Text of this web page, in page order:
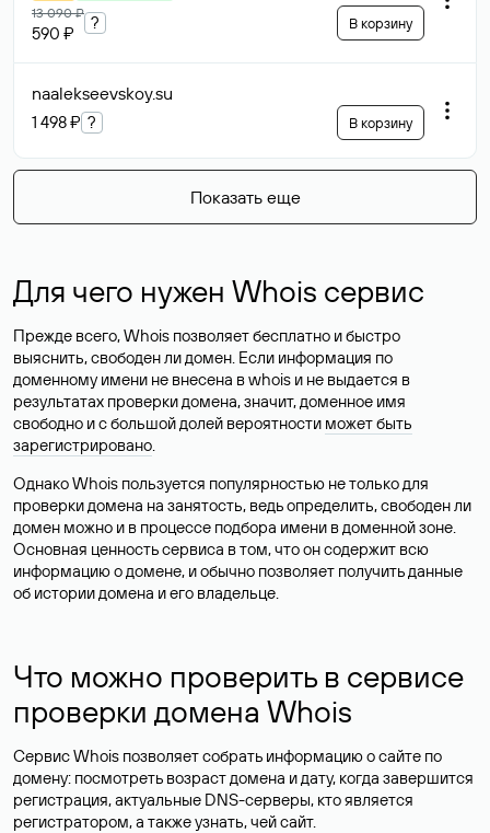
13 090 ₽
590 ₽
? В корзину
naalekseevskoy.su
1 498 ₽ ? В корзину
Показать еще
Для чего нужен Whois сервис
Прежде всего, Whois позволяет бесплатно и быстро
выяснить, свободен ли домен. Если информация по
доменному имени не внесена в whois и не выдается в
результатах проверки домена, значит, доменное имя
свободно и с большой долей вероятности может быть
зарегистрировано.
Однако Whois пользуется популярностью не только для
проверки домена на занятость, ведь определить, свободен ли
домен можно и в процессе подбора имени в доменной зоне.
Основная ценность сервиса в том, что он содержит всю
информацию о домене, и обычно позволяет получить данные
об истории домена и его владельце.
Что можно проверить в сервисе
проверки домена Whois
Сервис Whois позволяет собрать информацию о сайте по
домену: посмотреть возраст домена и дату, когда завершится
регистрация, актуальные DNS-серверы, кто является
регистратором, а также узнать, чей сайт.